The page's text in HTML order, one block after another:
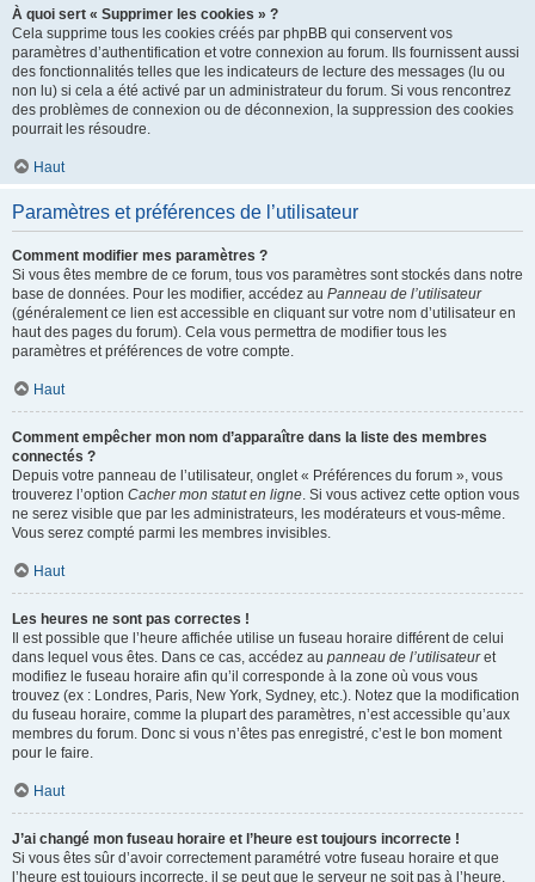
À quoi sert « Supprimer les cookies » ?
Cela supprime tous les cookies créés par phpBB qui conservent vos
paramètres d’authentification et votre connexion au forum. Ils fournissent aussi
des fonctionnalités telles que les indicateurs de lecture des messages (lu ou
non lu) si cela a été activé par un administrateur du forum. Si vous rencontrez
des problèmes de connexion ou de déconnexion, la suppression des cookies
pourrait les résoudre.
Haut
Paramètres et préférences de l’utilisateur
Comment modifier mes paramètres ?
Si vous êtes membre de ce forum, tous vos paramètres sont stockés dans notre
base de données. Pour les modifier, accédez au Panneau de l’utilisateur
(généralement ce lien est accessible en cliquant sur votre nom d’utilisateur en
haut des pages du forum). Cela vous permettra de modifier tous les
paramètres et préférences de votre compte.
Haut
Comment empêcher mon nom d’apparaître dans la liste des membres
connectés ?
Depuis votre panneau de l’utilisateur, onglet « Préférences du forum », vous
trouverez l’option Cacher mon statut en ligne. Si vous activez cette option vous
ne serez visible que par les administrateurs, les modérateurs et vous-même.
Vous serez compté parmi les membres invisibles.
Haut
Les heures ne sont pas correctes !
Il est possible que l’heure affichée utilise un fuseau horaire différent de celui
dans lequel vous êtes. Dans ce cas, accédez au panneau de l’utilisateuret
modifiez le fuseau horaire afin qu’il corresponde à la zone où vous vous
trouvez (ex : Londres, Paris, New York, Sydney, etc.). Notez que la modification
du fuseau horaire, comme la plupart des paramètres, n’est accessible qu’aux
membres du forum. Donc si vous n’êtes pas enregistré, c’est le bon moment
pour le faire.
Haut
J’ai changé mon fuseau horaire et l’heure est toujours incorrecte !
Si vous êtes sûr d’avoir correctement paramétré votre fuseau horaire et que
l’heure est toujours incorrecte, il se peut que le serveur ne soit pas à l’heure.